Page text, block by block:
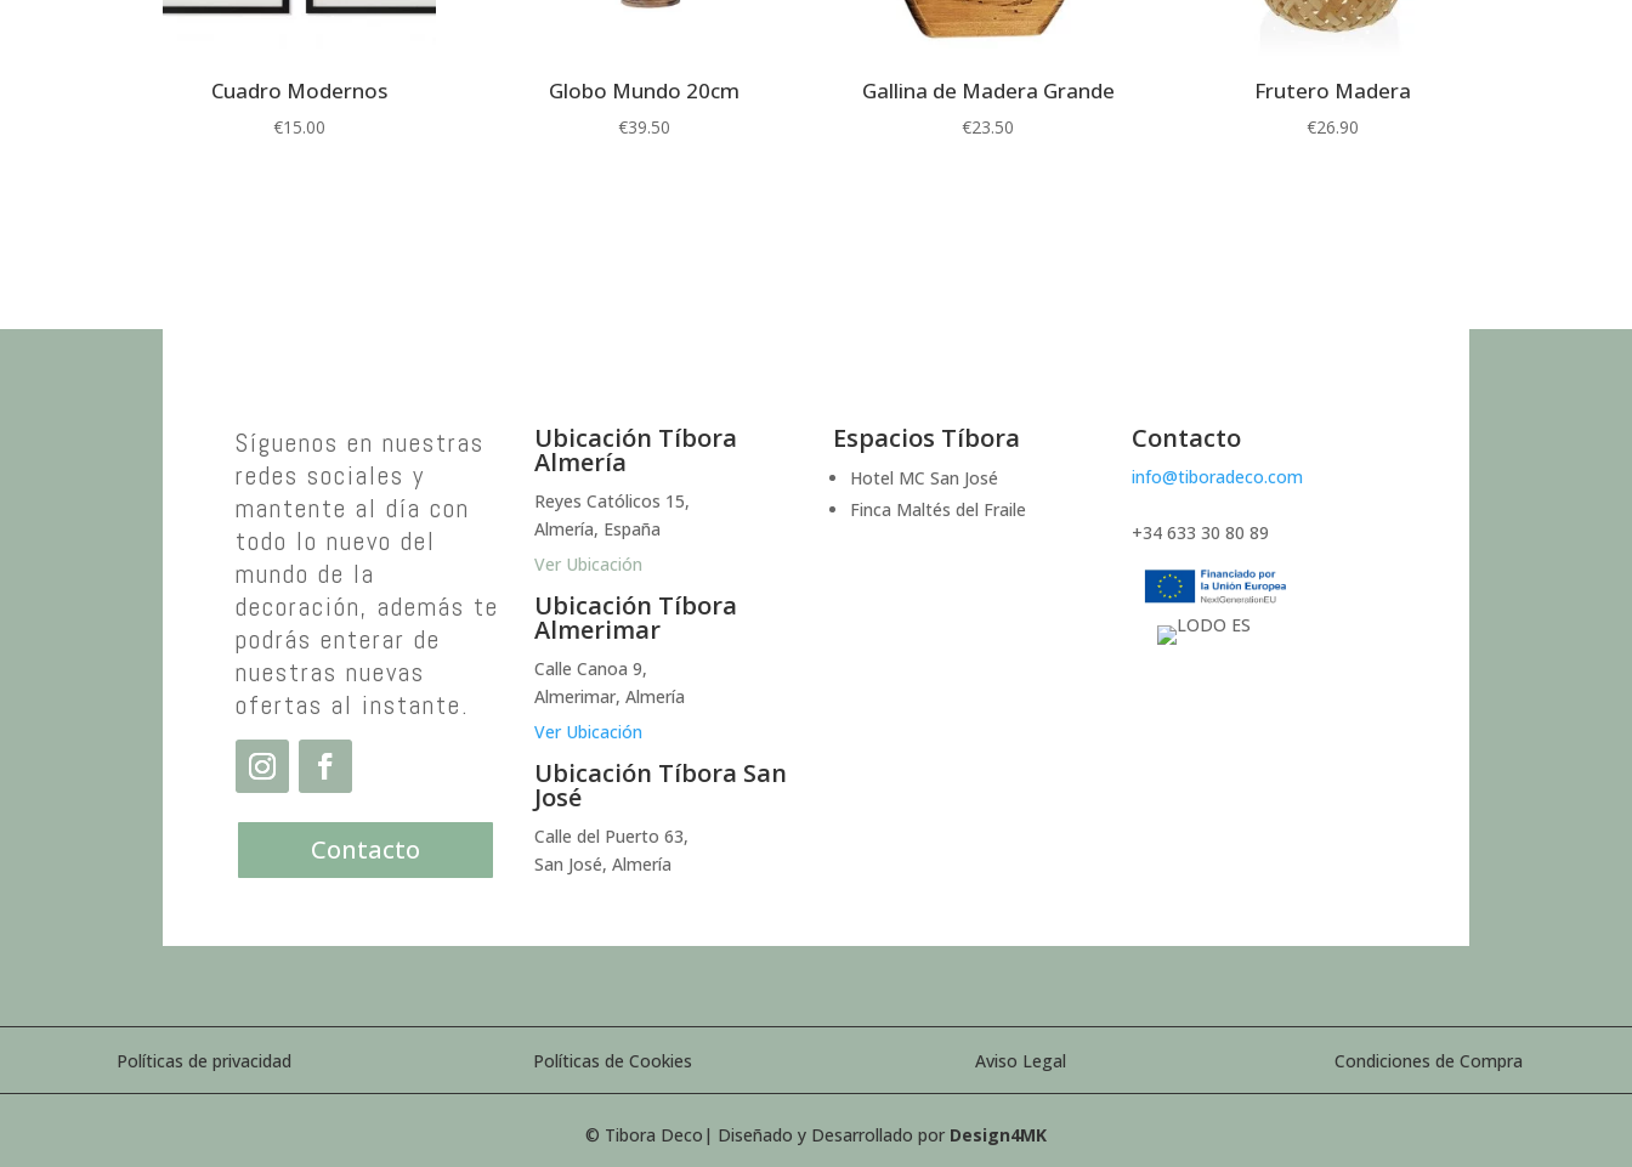
Cuadro Modernos
€15.00
Globo Mundo 20cm
€39.50
Gallina de Madera Grande
€23.50
Frutero Madera
€26.90
Síguenos en nuestras
redes sociales y
mantente al día con
todo lo nuevo del
mundo de la
decoración, además te
podrás enterar de
nuestras nuevas
ofertas al instante.
Contacto
Ubicación Tíbora
Almería
Reyes Católicos 15,
Almería, España
Ver Ubicación
Ubicación Tíbora
Almerimar
Calle Canoa 9,
Almerimar, Almería
Ver Ubicación
Ubicación Tíbora San
José
Calle del Puerto 63,
San José, Almería
Espacios Tíbora
Hotel MC San José
Finca Maltés del Fraile
Contacto
info@tiboradeco.com
+34 633 30 80 89
Políticas de privacidad Políticas de Cookies Aviso Legal Condiciones de Compra
© Tibora Deco| Diseñado y Desarrollado por Design4MK